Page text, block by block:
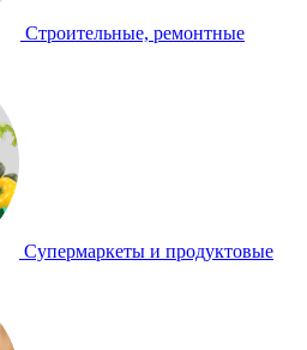
Строительные, ремонтные
Супермаркеты и продуктовые